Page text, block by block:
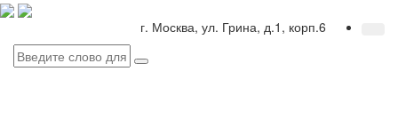
г. Москва, ул. Грина, д.1, корп.6